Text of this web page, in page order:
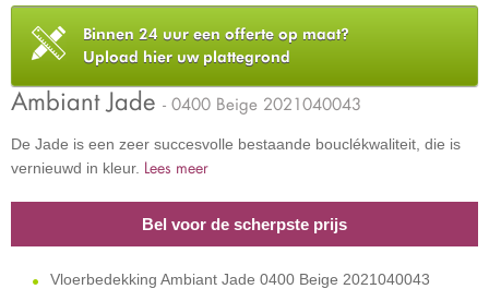
Binnen 24 uur een offerte op maat?
Upload hier uw plattegrond
Ambiant Jade - 0400 Beige 2021040043
De Jade is een zeer succesvolle bestaande bouclékwaliteit, die is
vernieuwd in kleur. Lees meer
Bel voor de scherpste prijs
Vloerbedekking Ambiant Jade 0400 Beige 2021040043